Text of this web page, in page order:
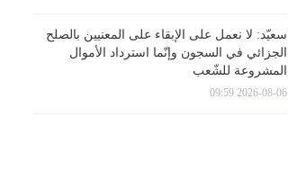
سعيّد: لا نعمل على الإبقاء على المعنيين بالصلح
الجزائي في السجون وإنّما استرداد الأموال
المشروعة للشّعب
2026-08-06 09:59